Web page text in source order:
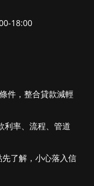
18:00
件，整合貸款減輕
利率、流程、管道
了解，小心落入信